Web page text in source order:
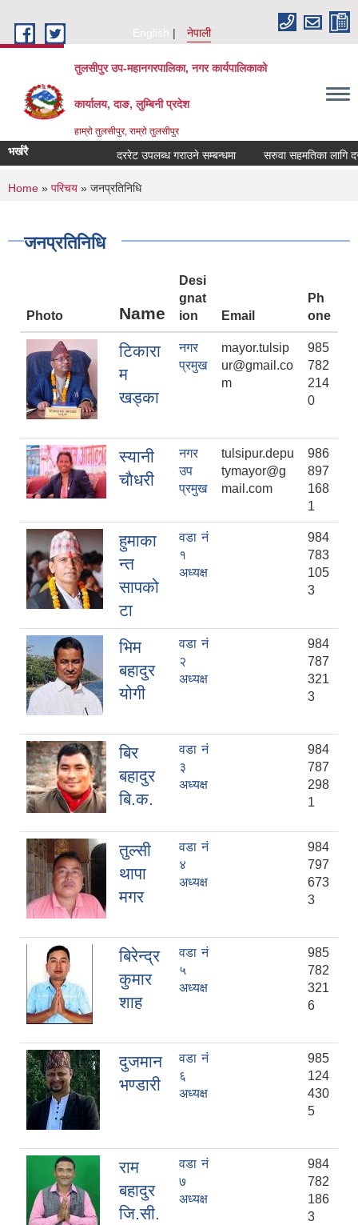
English
नेपाली
तुलसीपुर उप-महानगरपालिका, नगर कार्यपालिकाको
कार्यालय, दाङ, लुम्बिनी प्रदेश
हाम्रो तुलसीपुर, राम्रो तुलसीपुर
भर्खरै दररेट उपलब्ध गराउने सम्बन्धमा सरुवा सहमतिका लागि
You are here
Home » परिचय » जनप्रतिनिधि
जनप्रतिनिधि
Photo Name
Desi
gnat
ion
Email
Ph
one
टिकारा
म
खड्का
नगर
प्रमुख
mayor.tulsip
ur@gmail.co
m
985
782
214
0
स्यानी
चाैधरी
नगर
उप
प्रमुख
tulsipur.depu
tymayor@g
mail.com
986
897
168
1
हुमाका
न्त
सापको
टा
वडा नं
१
अध्यक्ष
984
783
105
3
भिम
बहादुर
योगी
वडा नं
२
अध्यक्ष
984
787
321
3
बिर
बहादुर
बि.क.
वडा नं
३
अध्यक्ष
984
787
298
1
तुल्सी
थापा
मगर
वडा नं
४
अध्यक्ष
984
797
673
3
बिरेन्द्र
कुमार
शाह
वडा नं
५
अध्यक्ष
985
782
321
6
दुजमान
भण्डारी
वडा नं
६
अध्यक्ष
985
124
430
5
राम
बहादुर
जि‍.सी.
वडा नं
७
अध्यक्ष
984
782
186
3